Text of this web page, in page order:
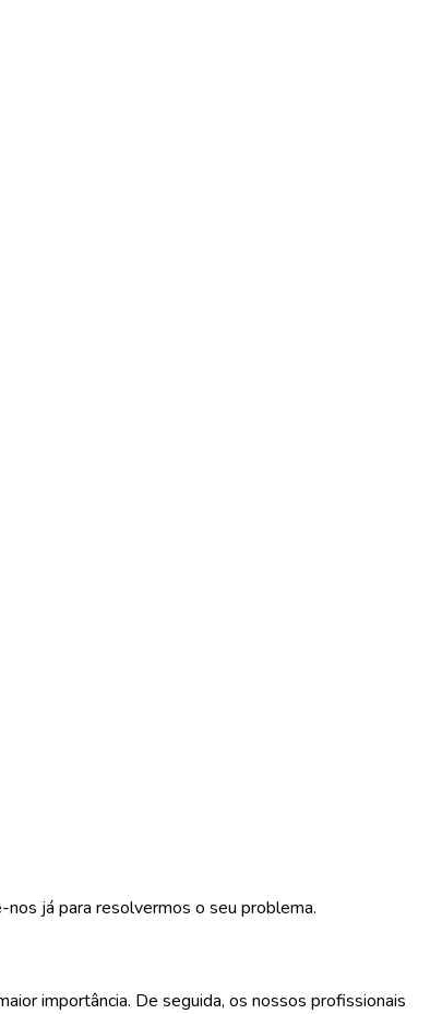
já para resolvermos o seu problema.
importância. De seguida, os nossos profissionais